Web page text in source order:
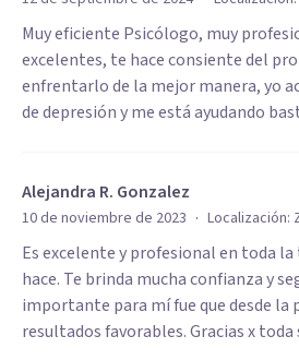
Muy eficiente Psicólogo, muy
excelentes, te hace consiente del
enfrentarlo de la mejor manera, yo
de depresión y me está ayudando
Alejandra R. Gonzalez
10 de noviembre de 2023 · Localización:
Es excelente y profesional en toda
hace. Te brinda mucha confianza y
importante para mí fue que desde la
resultados favorables. Gracias x toda